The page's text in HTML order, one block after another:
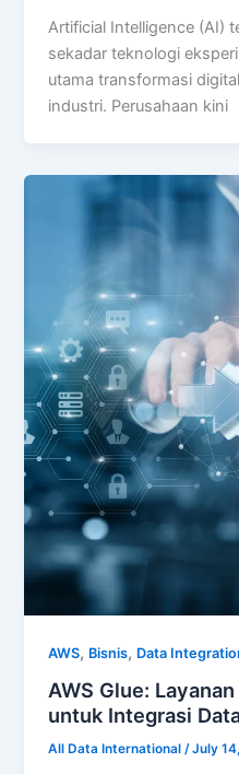
Artificial Intelligence (AI)
sekadar teknologi
utama transformasi
industri. Perusahaan kini
AWS, Bisnis, Data
AWS Glue:
untuk Integrasi
All Data International/July